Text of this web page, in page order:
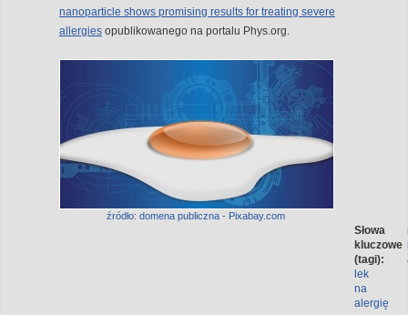
nanoparticle shows promising results for treating severe
allergies opublikowanego na portalu Phys.org.
źródło: domena publiczna - Pixabay.com
Słowa
kluczowe
(tagi):
lek
na
alergię